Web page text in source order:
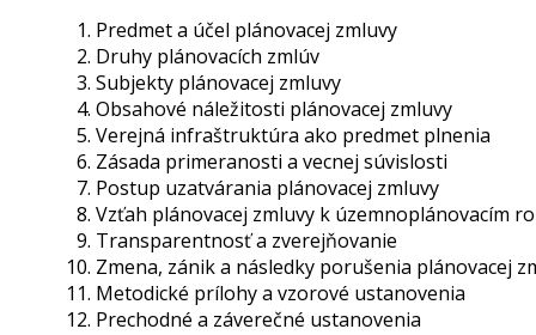
Predmet a účel plánovacej zmluvy
Druhy plánovacích zmlúv
Subjekty plánovacej zmluvy
Obsahové náležitosti plánovacej zmluvy
Verejná infraštruktúra ako predmet plnenia
Zásada primeranosti a vecnej súvislosti
Postup uzatvárania plánovacej zmluvy
Vzťah plánovacej zmluvy k územnoplánovacím
Transparentnosť a zverejňovanie
Zmena, zánik a následky porušenia plánovacej
Metodické prílohy a vzorové ustanovenia
Prechodné a záverečné ustanovenia